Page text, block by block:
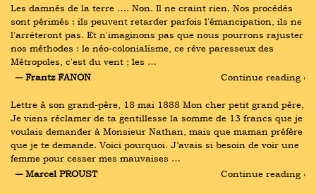
Les damnés de la terre …. Non. Il ne craint rien. Nos procédés
sont périmés : ils peuvent retarder parfois l'émancipation, ils ne
l'arrêteront pas. Et n'imaginons pas que nous pourrons rajuster
nos méthodes : le néo-colonialisme, ce rêve paresseux des
Métropoles, c'est du vent ; les …
― Frantz FANON
Continue reading ›
Lettre à son grand-père, 18 mai 1888 Mon cher petit grand père,
Je viens réclamer de ta gentillesse la somme de 13 francs que je
voulais demander à Monsieur Nathan, mais que maman préfère
que je te demande. Voici pourquoi. J’avais si besoin de voir une
femme pour cesser mes mauvaises …
― Marcel PROUST
Continue reading ›